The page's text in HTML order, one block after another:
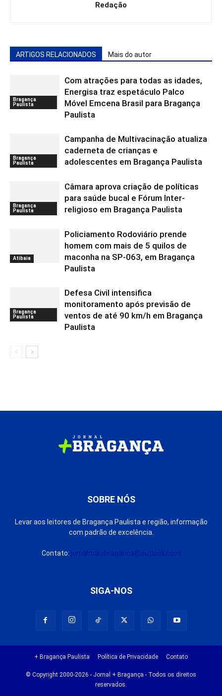
Redação
ARTIGOS RELACIONADOS Mais do autor
Bragança
Paulista
Com atrações para todas as idades,
Energisa traz espetáculo Palco
Móvel Emcena Brasil para Bragança
Paulista
Bragança
Paulista
Campanha de Multivacinação atualiza
caderneta de crianças e
adolescentes em Bragança Paulista
Bragança
Paulista
Câmara aprova criação de políticas
para saúde bucal e Fórum Inter-
religioso em Bragança Paulista
Atibaia
Policiamento Rodoviário prende
homem com mais de 5 quilos de
maconha na SP-063, em Bragança
Paulista
Bragança
Paulista
Defesa Civil intensifica
monitoramento após previsão de
ventos de até 90 km/h em Bragança
Paulista
SOBRE NÓS
Levar aos leitores de Bragança Paulista e região, informação
com padrão de excelência.
Contato: jornalmaisbraganca@outlook.com
SIGA-NOS
+ Bragança Paulista Política de Privacidade Contato
© Copyright 2000-2026 - Jornal + Bragança - Todos os direitos
reservados.